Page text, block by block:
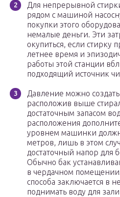
Для непрерывной
рядом с машиной
покупки этого
немалые деньги. Эти
окупиться, если стирку
летнее время и
работы этой станции
подходящий источник
Давление можно
расположив выше
достаточным запасом
расположения
уровнем машинки
метров, лишь в этом
достаточный напор для
Обычно бак
в чердачном
способа заключается в
поднимать воду для